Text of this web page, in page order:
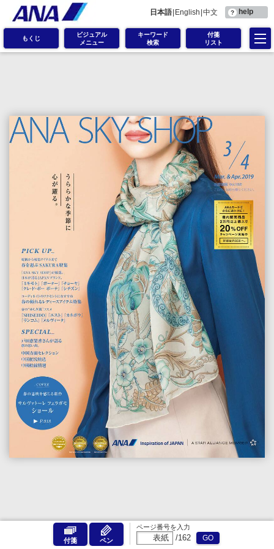
日本語 English 中文 ? help
もくじ
ビジュアル
メニュー
キーワード
検索
付箋
リスト
付箋 ペン
ページ番号を入力
/162 GO